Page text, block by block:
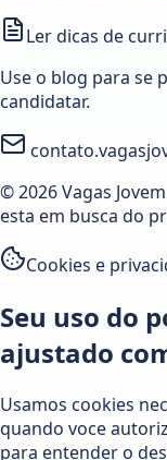
Ler dicas de
Use o blog para se
candidatar.
© 2026 Vagas
esta em busca do
Cookies e
Seu uso do
ajustado
Usamos cookies
quando voce
para entender o